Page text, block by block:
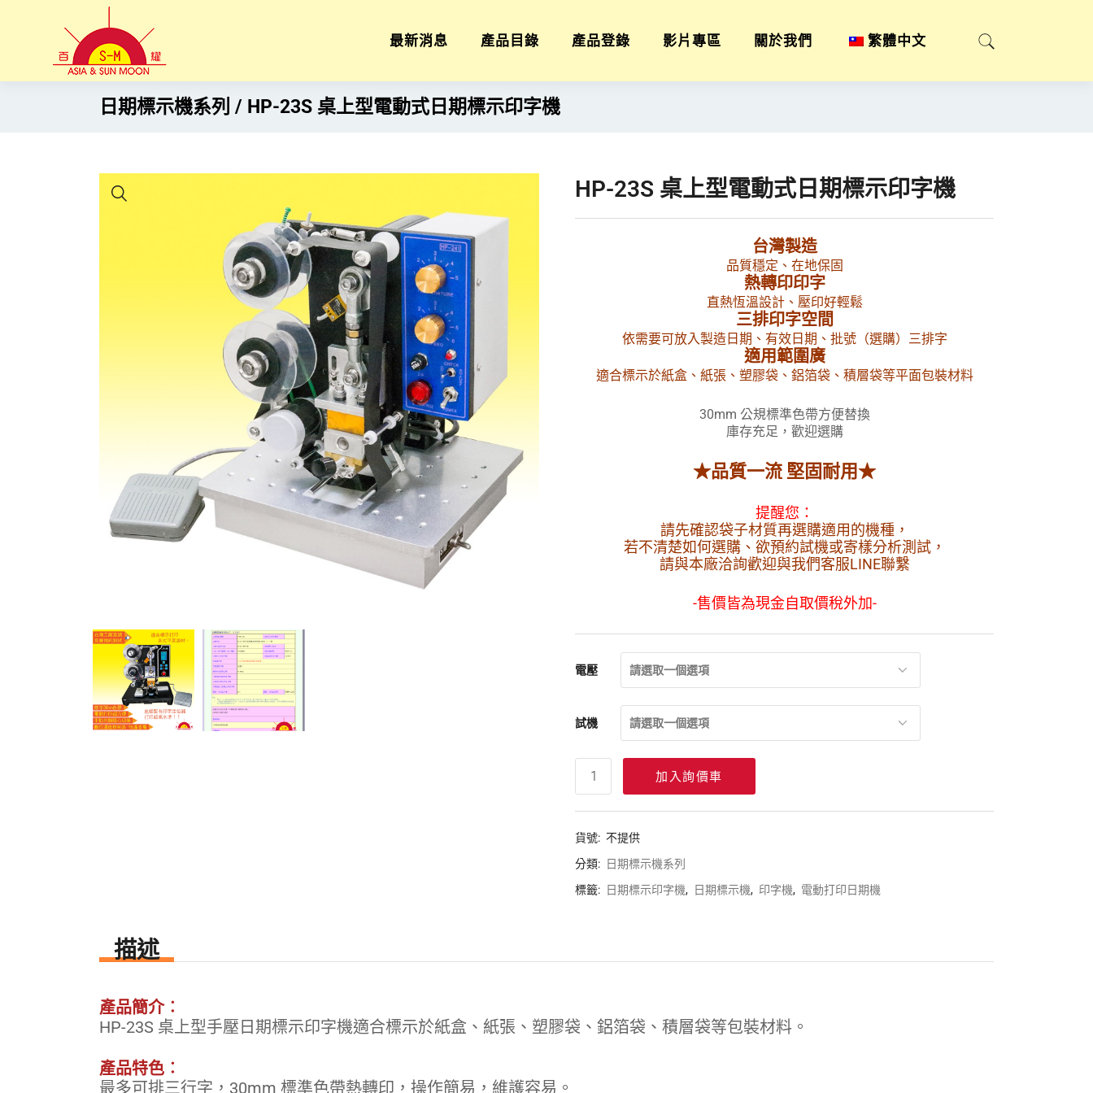
最新消息 產品目錄 產品登錄 影片專區 關於我們 繁體中文
日期標示機系列 HP-23S 桌上型電動式日期標示印字機
HP-23S 桌上型電動式日期標示印字機
台灣製造
品質穩定、在地保固
熱轉印印字
直熱恆溫設計、壓印好輕鬆
三排印字空間
依需要可放入製造日期、有效日期、批號（選購）三排字
適用範圍廣
適合標示於紙盒、紙張、塑膠袋、鋁箔袋、積層袋等平面包裝材料
30mm 公規標準色帶方便替換
庫存充足，歡迎選購
★品質一流 堅固耐用★
提醒您：
請先確認袋子材質再選購適用的機種，
若不清楚如何選購、欲預約試機或寄樣分析測試，
請與本廠洽詢歡迎與我們客服LINE聯繫
-售價皆為現金自取價稅外加-
電壓 請選取一個選項
試機 請選取一個選項
加入詢價車
貨號: 不提供
分類:
日期標示機系列
標籤:
日期標示印字機, 日期標示機, 印字機, 電動打印日期機
描述
產品簡介︰
HP-23S 桌上型手壓日期標示印字機適合標示於紙盒、紙張、塑膠袋、鋁箔袋、積層袋等包裝材料。
產品特色︰
最多可排三行字，30mm 標準色帶熱轉印，操作簡易，維護容易。